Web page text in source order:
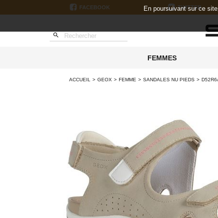
FACEBOOK TWITTER

FEMMES
ACCUEIL GEOX FEMME SANDALES NU PIEDS
En poursuivant sur ce